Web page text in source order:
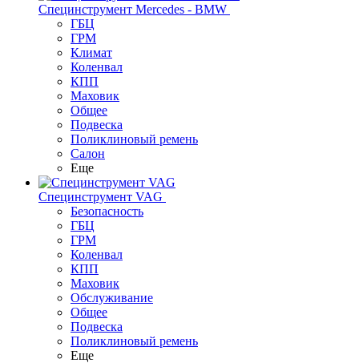
Специнструмент Mercedes - BMW
ГБЦ
ГРМ
Климат
Коленвал
КПП
Маховик
Общее
Подвеска
Поликлиновый ремень
Салон
Еще
Специнструмент VAG
Безопасность
ГБЦ
ГРМ
Коленвал
КПП
Маховик
Обслуживание
Общее
Подвеска
Поликлиновый ремень
Еще